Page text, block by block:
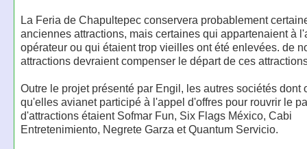
La Feria de Chapultepec conservera probablement
anciennes attractions, mais certaines qui appartenaient à
opérateur ou qui étaient trop vieilles ont été enlevées. de
attractions devraient compenser le départ de ces
Outre le projet présenté par Engil, les autres sociétés dont
qu'elles avianet participé à l'appel d'offres pour rouvrir le
d'attractions étaient Sofmar Fun, Six Flags México, Cabi
Entretenimiento, Negrete Garza et Quantum Servicio.